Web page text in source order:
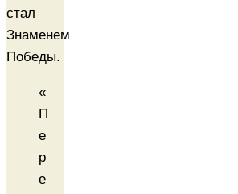
стал
Знаменем
Победы.
«
П
е
р
е